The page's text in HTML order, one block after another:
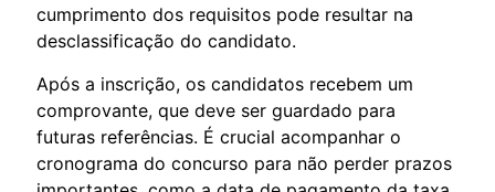
cumprimento dos requisitos pode resultar na
desclassificação do candidato.
Após a inscrição, os candidatos recebem um
comprovante, que deve ser guardado para
futuras referências. É crucial acompanhar o
cronograma do concurso para não perder prazos